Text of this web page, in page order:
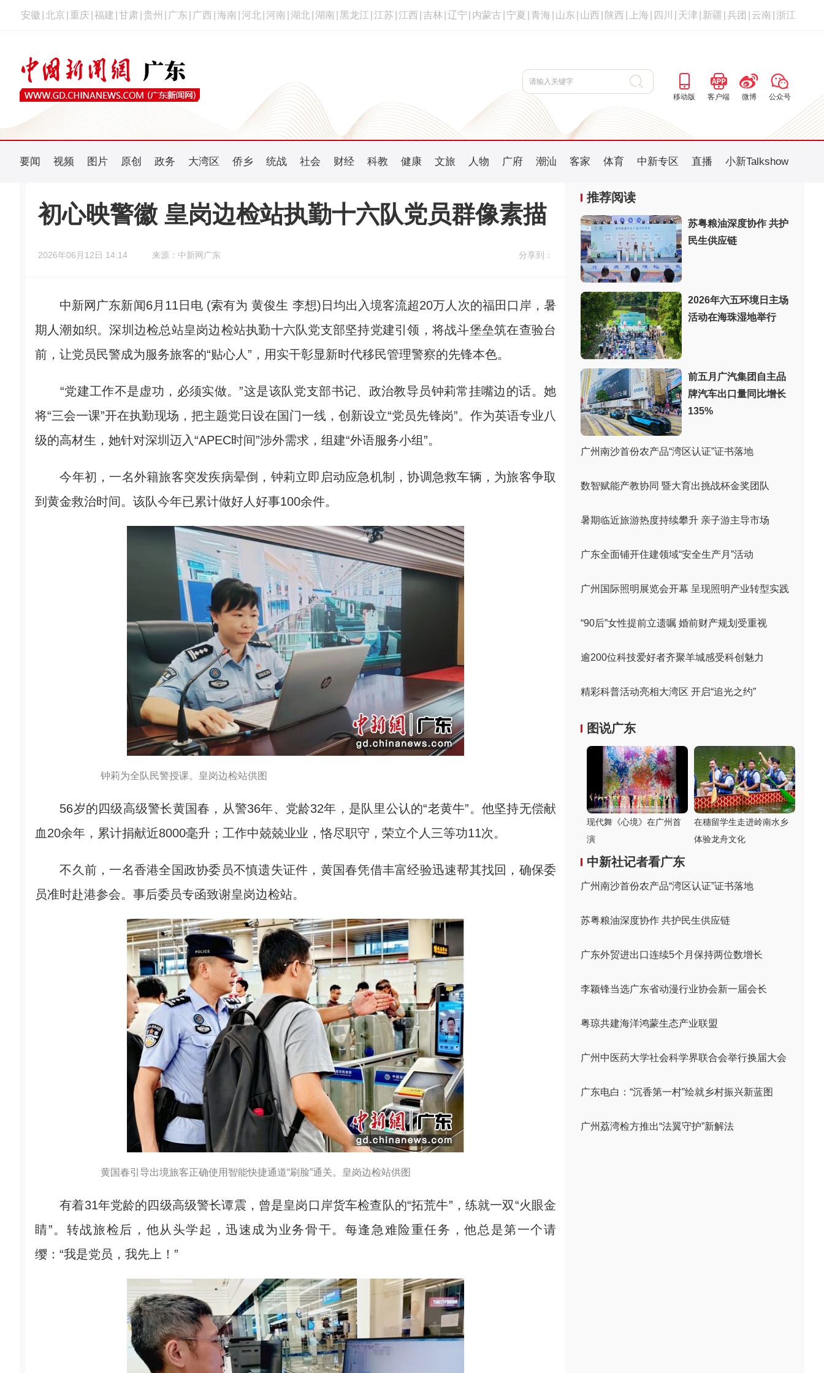
安徽 北京 重庆 福建 甘肃 贵州 广东 广西 海南 河北 河南 湖北 湖南 黑龙江 江苏 江西 吉林 辽宁 内蒙古 宁夏 青海 山东 山西 陕西 上海 四川 天津 新疆 兵团 云南 浙江
移动版 客户端 微博 公众号
要闻 视频 图片 原创 政务 大湾区 侨乡 统战 社会 财经 科教 健康 文旅 人物 广府 潮汕 客家 体育 中新专区 直播 小新Talkshow
初心映警徽 皇岗边检站执勤十六队党员群像素描
2026年06月12日 14:14 来源：中新网广东 分享到：
中新网广东新闻6月11日电 (索有为 黄俊生 李想)日均出入境客流超20万人次的福田口岸，暑
期人潮如织。深圳边检总站皇岗边检站执勤十六队党支部坚持党建引领，将战斗堡垒筑在查验台
前，让党员民警成为服务旅客的“贴心人”，用实干彰显新时代移民管理警察的先锋本色。
“党建工作不是虚功，必须实做。”这是该队党支部书记、政治教导员钟莉常挂嘴边的话。她
将“三会一课”开在执勤现场，把主题党日设在国门一线，创新设立“党员先锋岗”。作为英语专业八
级的高材生，她针对深圳迈入“APEC时间”涉外需求，组建“外语服务小组”。
今年初，一名外籍旅客突发疾病晕倒，钟莉立即启动应急机制，协调急救车辆，为旅客争取
到黄金救治时间。该队今年已累计做好人好事100余件。
钟莉为全队民警授课。皇岗边检站供图
56岁的四级高级警长黄国春，从警36年、党龄32年，是队里公认的“老黄牛”。他坚持无偿献
血20余年，累计捐献近8000毫升；工作中兢兢业业，恪尽职守，荣立个人三等功11次。
不久前，一名香港全国政协委员不慎遗失证件，黄国春凭借丰富经验迅速帮其找回，确保委
员准时赴港参会。事后委员专函致谢皇岗边检站。
黄国春引导出境旅客正确使用智能快捷通道“刷脸”通关。皇岗边检站供图
有着31年党龄的四级高级警长谭震，曾是皇岗口岸货车检查队的“拓荒牛”，练就一双“火眼金
睛”。转战旅检后，他从头学起，迅速成为业务骨干。每逢急难险重任务，他总是第一个请
缨：“我是党员，我先上！”
推荐阅读
苏粤粮油深度协作 共护
民生供应链
2026年六五环境日主场
活动在海珠湿地举行
前五月广汽集团自主品
牌汽车出口量同比增长
135%
广州南沙首份农产品“湾区认证”证书落地
数智赋能产教协同 暨大育出挑战杯金奖团队
暑期临近旅游热度持续攀升 亲子游主导市场
广东全面铺开住建领域“安全生产月”活动
广州国际照明展览会开幕 呈现照明产业转型实践
“90后”女性提前立遗嘱 婚前财产规划受重视
逾200位科技爱好者齐聚羊城感受科创魅力
精彩科普活动亮相大湾区 开启“追光之约”
图说广东
现代舞《心境》在广州首
演
在穗留学生走进岭南水乡
体验龙舟文化
中新社记者看广东
广州南沙首份农产品“湾区认证”证书落地
苏粤粮油深度协作 共护民生供应链
广东外贸进出口连续5个月保持两位数增长
李颖锋当选广东省动漫行业协会新一届会长
粤琼共建海洋鸿蒙生态产业联盟
广州中医药大学社会科学界联合会举行换届大会
广东电白：“沉香第一村”绘就乡村振兴新蓝图
广州荔湾检方推出“法翼守护”新解法